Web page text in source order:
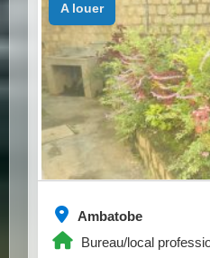
Ambatobe
Bureau/local
a louer